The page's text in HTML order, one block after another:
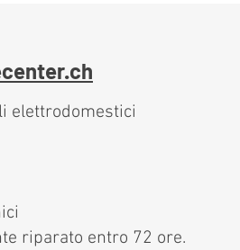
elettrodomestici
riparato entro 72 ore.